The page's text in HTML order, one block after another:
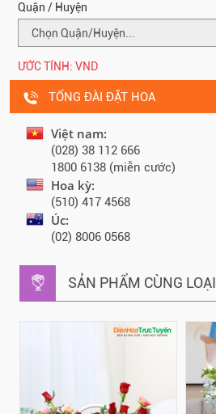
Quận / Huyện
ƯỚC TÍNH: VND
TỔNG ĐÀI ĐẶT HOA
Việt nam:
(028) 38 112 666
1800 6138 (miễn cước)
Hoa kỳ:
(510) 417 4568
Úc:
(02) 8006 0568
SẢN PHẨM CÙNG LOẠI